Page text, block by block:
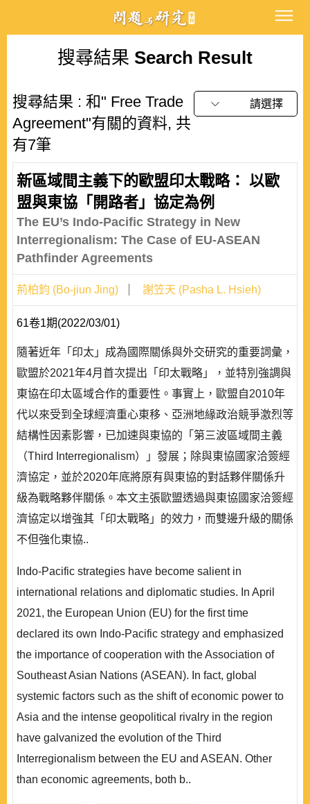
搜尋結果 Search Result
搜尋結果 : 和" Free Trade
Agreement"有關的資料, 共
有7筆
請選擇
新區域間主義下的歐盟印太戰略： 以歐
盟與東協「開路者」協定為例
The EU’s Indo-Pacific Strategy in New
Interregionalism: The Case of EU-ASEAN
Pathfinder Agreements
荊柏鈞 (Bo-jiun Jing) 謝笠天 (Pasha L. Hsieh)
61卷1期(2022/03/01)
隨著近年「印太」成為國際關係與外交研究的重要詞彙，
歐盟於2021年4月首次提出「印太戰略」，並特別強調與
東協在印太區域合作的重要性。事實上，歐盟自2010年
代以來受到全球經濟重心東移、亞洲地緣政治競爭激烈等
結構性因素影響，已加速與東協的「第三波區域間主義
（Third Interregionalism）」發展；除與東協國家洽簽經
濟協定，並於2020年底將原有與東協的對話夥伴關係升
級為戰略夥伴關係。本文主張歐盟透過與東協國家洽簽經
濟協定以增強其「印太戰略」的效力，而雙邊升級的關係
不但強化東協..
Indo-Pacific strategies have become salient in
international relations and diplomatic studies. In April
2021, the European Union (EU) for the first time
declared its own Indo-Pacific strategy and emphasized
the importance of cooperation with the Association of
Southeast Asian Nations (ASEAN). In fact, global
systemic factors such as the shift of economic power to
Asia and the intense geopolitical rivalry in the region
have galvanized the evolution of the Third
Interregionalism between the EU and ASEAN. Other
than economic agreements, both b..